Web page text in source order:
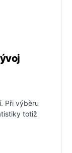
Při výběru
totiž